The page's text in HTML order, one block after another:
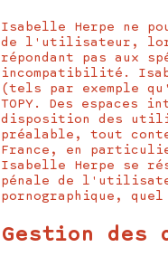
Isabelle Herpe ne
de l'utilisateur,
répondant pas aux
incompatibilité.
(tels par exemple
TOPY. Des
disposition des
préalable, tout
France, en
Isabelle Herpe se
pénale de
pornographique,
Gestion des